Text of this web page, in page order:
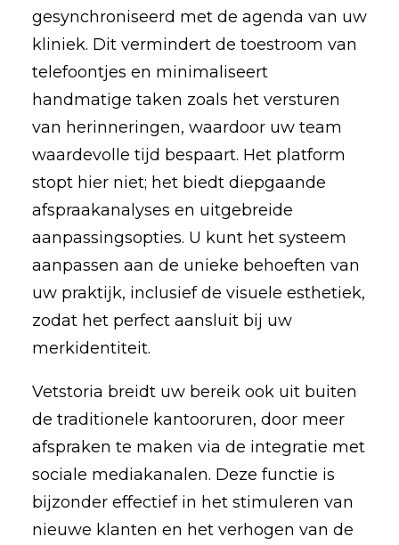
gesynchroniseerd met de agenda van uw
kliniek. Dit vermindert de toestroom van
telefoontjes en minimaliseert
handmatige taken zoals het versturen
van herinneringen, waardoor uw team
waardevolle tijd bespaart. Het platform
stopt hier niet; het biedt diepgaande
afspraakanalyses en uitgebreide
aanpassingsopties. U kunt het systeem
aanpassen aan de unieke behoeften van
uw praktijk, inclusief de visuele esthetiek,
zodat het perfect aansluit bij uw
merkidentiteit.
Vetstoria breidt uw bereik ook uit buiten
de traditionele kantooruren, door meer
afspraken te maken via de integratie met
sociale mediakanalen. Deze functie is
bijzonder effectief in het stimuleren van
nieuwe klanten en het verhogen van de